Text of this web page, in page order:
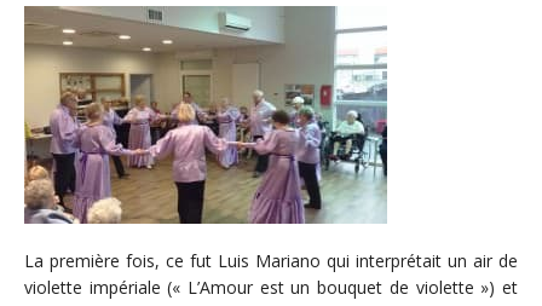
La première fois, ce fut Luis Mariano qui interprétait un air de
violette impériale (« L’Amour est un bouquet de violette ») et